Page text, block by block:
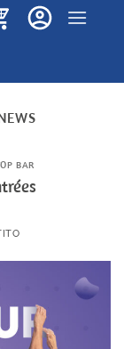
BAR